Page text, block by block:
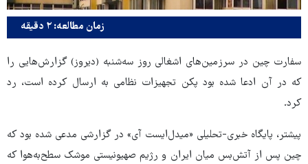
زمان مطالعه: ۲ دقیقه
سفارت چین در سرزمین‌های اشغالی روز سه‌شنبه (دیروز) گزارش‌هایی را
که در آن ادعا شده بود پکن تجهیزات نظامی به ارسال کرده است، رد
کرد.
پیشتر، پایگاه خبری-تحلیلی «میدل‌ایست‌ آی» در گزارشی مدعی شده بود که
چین پس از آتش‌بس میان ایران و رژیم صهیونیستی موشک سطح‌به‌هوا که